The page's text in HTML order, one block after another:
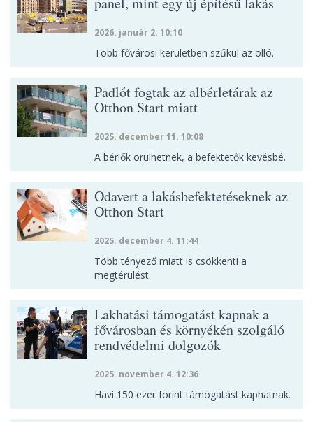
2026. január 2. 10:10
Több fővárosi kerületben szűkül az olló.
Padlót fogtak az albérletárak az
Otthon Start miatt
2025. december 11. 10:08
A bérlők örülhetnek, a befektetők kevésbé.
Odavert a lakásbefektetéseknek az
Otthon Start
2025. december 4. 11:44
Több tényező miatt is csökkenti a
megtérülést.
Lakhatási támogatást kapnak a
fővárosban és környékén szolgáló
rendvédelmi dolgozók
2025. november 4. 12:36
Havi 150 ezer forint támogatást kaphatnak.